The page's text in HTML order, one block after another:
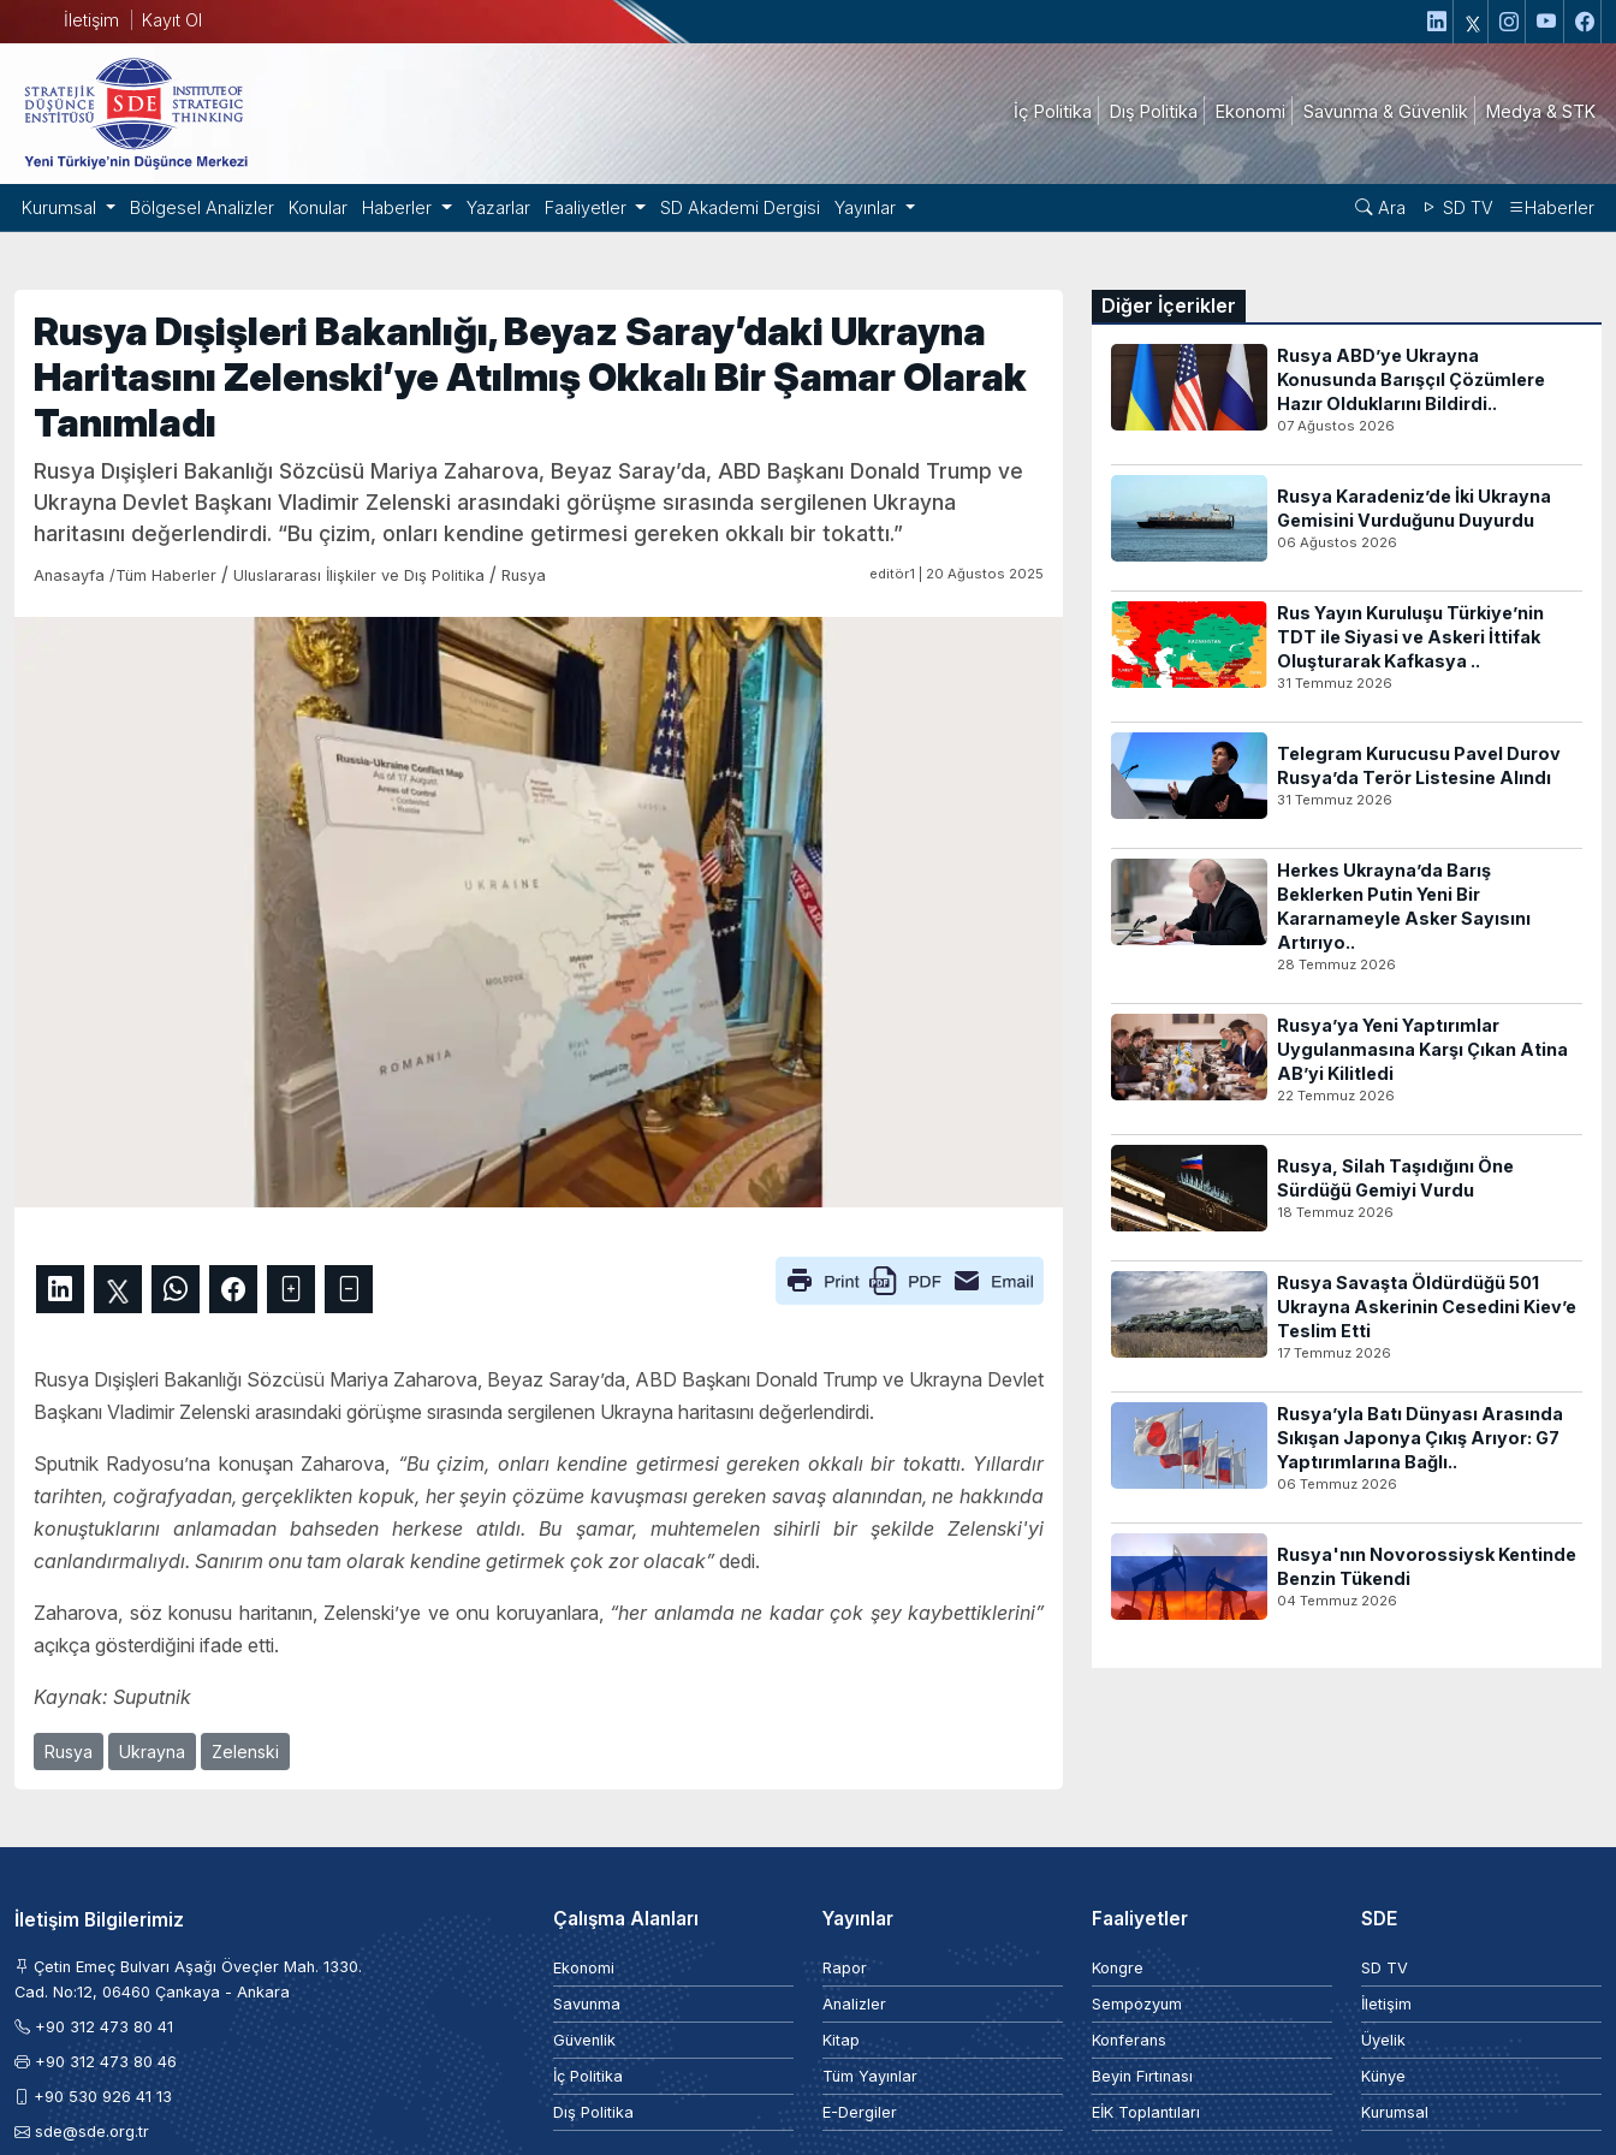
İletişim Kayıt Ol
İç Politika Dış Politika Ekonomi Savunma & Güvenlik Medya & STK
Kurumsal Bölgesel Analizler Konular Haberler Yazarlar Faaliyetler SD Akademi Dergisi Yayınlar Ara SD TV Haberler
Rusya Dışişleri Bakanlığı, Beyaz Saray’daki Ukrayna
Haritasını Zelenski’ye Atılmış Okkalı Bir Şamar Olarak
Tanımladı
Rusya Dışişleri Bakanlığı Sözcüsü Mariya Zaharova, Beyaz Saray’da, ABD Başkanı Donald Trump ve
Ukrayna Devlet Başkanı Vladimir Zelenski arasındaki görüşme sırasında sergilenen Ukrayna
haritasını değerlendirdi. “Bu çizim, onları kendine getirmesi gereken okkalı bir tokattı.”
Anasayfa /Tüm Haberler / Uluslararası İlişkiler ve Dış Politika / Rusya editör1 | 20 Ağustos 2025
Rusya Dışişleri Bakanlığı Sözcüsü Mariya Zaharova, Beyaz Saray’da, ABD Başkanı Donald Trump ve Ukrayna Devlet
Başkanı Vladimir Zelenski arasındaki görüşme sırasında sergilenen Ukrayna haritasını değerlendirdi.
Sputnik Radyosu’na konuşan Zaharova, “Bu çizim, onları kendine getirmesi gereken okkalı bir tokattı. Yıllardır
tarihten, coğrafyadan, gerçeklikten kopuk, her şeyin çözüme kavuşması gereken savaş alanından, ne hakkında
konuştuklarını anlamadan bahseden herkese atıldı. Bu şamar, muhtemelen sihirli bir şekilde Zelenski'yi
canlandırmalıydı. Sanırım onu tam olarak kendine getirmek çok zor olacak”dedi.
Zaharova, söz konusu haritanın, Zelenski’ye ve onu koruyanlara, “her anlamda ne kadar çok şey kaybettiklerini”
açıkça gösterdiğini ifade etti.
Kaynak: Suputnik
Rusya Ukrayna Zelenski
Diğer İçerikler
Rusya ABD’ye Ukrayna
Konusunda Barışçıl Çözümlere
Hazır Olduklarını Bildirdi..
07 Ağustos 2026
Rusya Karadeniz’de İki Ukrayna
Gemisini Vurduğunu Duyurdu
06 Ağustos 2026
Rus Yayın Kuruluşu Türkiye’nin
TDT ile Siyasi ve Askeri İttifak
Oluşturarak Kafkasya ..
31 Temmuz 2026
Telegram Kurucusu Pavel Durov
Rusya’da Terör Listesine Alındı
31 Temmuz 2026
Herkes Ukrayna’da Barış
Beklerken Putin Yeni Bir
Kararnameyle Asker Sayısını
Artırıyo..
28 Temmuz 2026
Rusya’ya Yeni Yaptırımlar
Uygulanmasına Karşı Çıkan Atina
AB’yi Kilitledi
22 Temmuz 2026
Rusya, Silah Taşıdığını Öne
Sürdüğü Gemiyi Vurdu
18 Temmuz 2026
Rusya Savaşta Öldürdüğü 501
Ukrayna Askerinin Cesedini Kiev’e
Teslim Etti
17 Temmuz 2026
Rusya’yla Batı Dünyası Arasında
Sıkışan Japonya Çıkış Arıyor: G7
Yaptırımlarına Bağlı..
06 Temmuz 2026
Rusya'nın Novorossiysk Kentinde
Benzin Tükendi
04 Temmuz 2026
İletişim Bilgilerimiz
Çetin Emeç Bulvarı Aşağı Öveçler Mah. 1330.
Cad. No:12, 06460 Çankaya - Ankara
+90 312 473 80 41
+90 312 473 80 46
+90 530 926 41 13
sde@sde.org.tr
Çalışma Alanları
Ekonomi
Savunma
Güvenlik
İç Politika
Dış Politika
Yayınlar
Rapor
Analizler
Kitap
Tüm Yayınlar
E-Dergiler
Faaliyetler
Kongre
Sempozyum
Konferans
Beyin Fırtınası
EİK Toplantıları
SDE
SD TV
İletişim
Üyelik
Künye
Kurumsal